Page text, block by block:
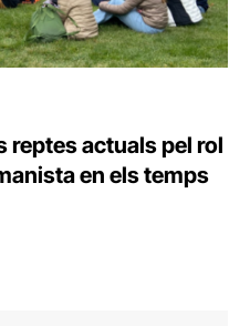
reptes actuals pel rol
en els temps